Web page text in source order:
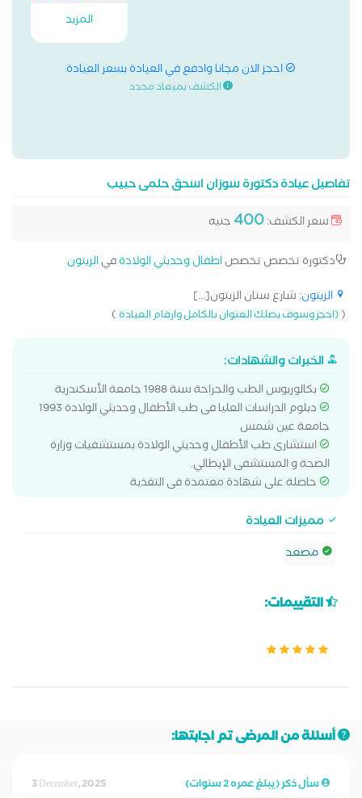
المزيد
احجز الان مجانا وادفع في العيادة بسعر العيادة
الكشف بميعاد محدد
تفاصيل عيادة دكتورة سوزان اسحق حلمى حبيب
سعر الكشف:400 جنيه
دكتورة تخصص تخصصاطفال وحديثي الولادةفيالزيتون
الزيتون: شارع سنان الزيتون[...]
((احجز وسوف يصلك العنوان بالكامل وارقام العيادة)
الخبرات والشهادات:
بكالوريوس الطب والجراحة سنة 1988 جامعة الأسكندرية
دبلوم الدراسات العليا فى طب الأطفال وحديثي الولادة 1993
جامعة عين شمس
استشارى طب الأطفال وحديثي الولادة بمستشفيات وزارة
الصحة و المستشفى الإيطالي.
حاصلة على شهادة معتمدة فى التغذية
مميزات العيادة
مصعد
التقييمات:
أسئلة من المرضى تم اجابتها:
سأل ذكر (يبلغ عمره 2 سنوات) 3 December, 2025